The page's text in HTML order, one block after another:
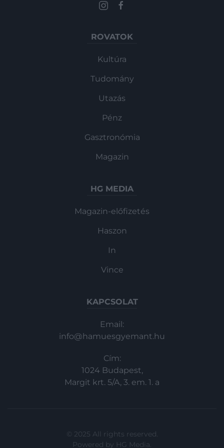
ROVATOK
Kultúra
Tudomány
Utazás
Pénz
Gasztronómia
Magazin
HG MEDIA
Magazin-előfizetés
Haszon
In
Vince
KAPCSOLAT
Email:
info@hamuesgyemant.hu
Cím:
1024 Budapest,
Margit krt. 5/A, 3. em. 1. a
© 2025 All rights reserved.
Powered by HG Media.